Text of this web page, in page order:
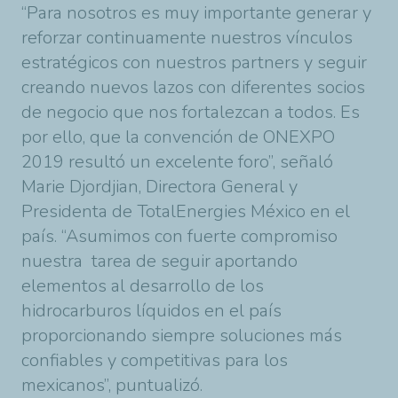
“Para nosotros es muy importante generar y
reforzar continuamente nuestros vínculos
estratégicos con nuestros partners y seguir
creando nuevos lazos con diferentes socios
de negocio que nos fortalezcan a todos. Es
por ello, que la convención de ONEXPO
2019 resultó un excelente foro”, señaló
Marie Djordjian, Directora General y
Presidenta de TotalEnergies México en el
país. “Asumimos con fuerte compromiso
nuestra tarea de seguir aportando
elementos al desarrollo de los
hidrocarburos líquidos en el país
proporcionando siempre soluciones más
confiables y competitivas para los
mexicanos”, puntualizó.